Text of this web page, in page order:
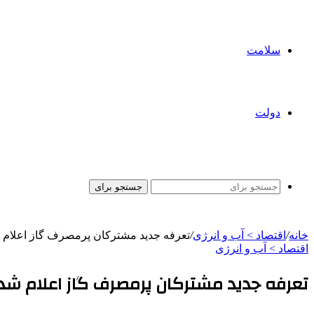
سلامت
دولت
جستجو برای
خانه/ اقتصاد > آب و انرژی/تعرفه جدید مشترکان پرمصرف گاز
اقتصاد > آب و انرژی
تعرفه جدید مشترکان پرمصرف گاز اعلام